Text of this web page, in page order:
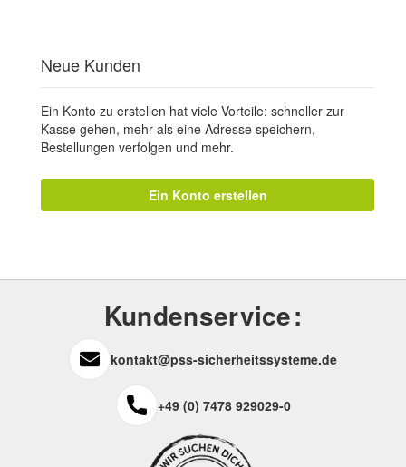
Neue Kunden
Ein Konto zu erstellen hat viele Vorteile: schneller zur
Kasse gehen, mehr als eine Adresse speichern,
Bestellungen verfolgen und mehr.
Ein Konto erstellen
Kundenservice
kontakt@pss-sicherheitssysteme.de
+49 (0) 7478 929029-0